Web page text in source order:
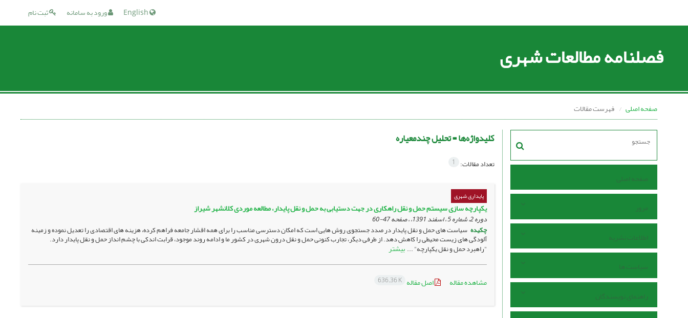
ثبت نام ورود به سامانه
فصلنامه مطالعات شهری
صفحه اصلی فهرست مقالات
صفحه اصلی
مرور
اطلاعات نشریه
سیاست ها
راهنمای نویسندگان
کلیدواژه‌ها =تحلیل چندمعیاره
تعداد مقالات: 1
پایداری شهری
یکپارچه سازی سیستم حمل و نقل راهکاری در جهت دستیابی به حمل و نقل پایدار، مطالعه موردی کلانشهر شیراز
دوره 2، شماره 5 ، اسفند 1391، ، صفحه
47-60
چکیده سیاست های حمل و نقل پایدار در صدد جستجوی روش هایی است که امکان دسترسی مناسب را برای همه اقشار جامعه فراهم کرده، هزینه های اقتصادی را تعدیل نموده و زمینه
آلودگی های زیست محیطی را کاهش دهد. از طرفی دیگر، تجارب کنونی حمل و نقل درون شهری در کشور ما و ادامه روند موجود، قرابت اندکی با چشم انداز حمل و نقل پایدار دارد.
"راهبرد حمل و نقل یکپارچه" ...بیشتر
مشاهده مقاله اصل مقاله 636.36 K